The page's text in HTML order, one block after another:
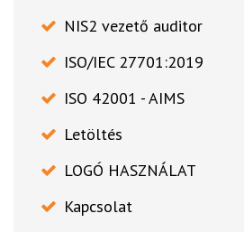
NIS2 vezető auditor
ISO/IEC 27701:2019
ISO 42001 - AIMS
Letöltés
LOGÓ HASZNÁLAT
Kapcsolat